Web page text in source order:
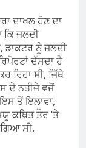
ਦਾਖਲ ਹੋਣ ਦਾ
ਕਿ ਜਲਦੀ
ਡਾਕਟਰ ਨੂੰ ਜਲਦੀ
ਦੱਸਦਾ ਹੈ
ਰਿਹਾ ਸੀ, ਜਿੱਥੇ
ਦੇ ਨਤੀਜੇ ਵਜੋਂ
ਇਸ ਤੋਂ ਇਲਾਵਾ,
ਕਥਿਤ ਤੌਰ ‘ਤੇ
ਸੀ.